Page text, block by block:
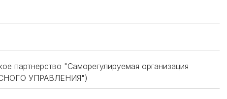
партнерство "Саморегулируемая организация
УПРАВЛЕНИЯ")